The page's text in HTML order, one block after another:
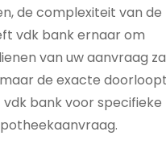
de complexiteit van de
vdk bank ernaar om
van uw aanvraag
de exacte
bank voor specifieke